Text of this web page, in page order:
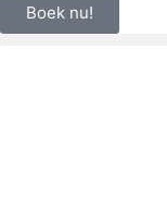
Boek nu!